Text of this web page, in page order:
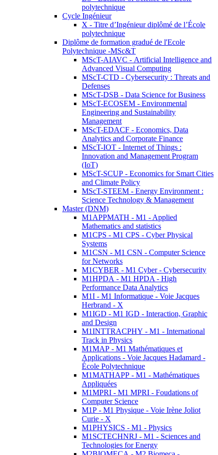
polytechnique
Cycle Ingénieur
X - Titre d’Ingénieur diplômé de l’École
polytechnique
Diplôme de formation gradué de l'Ecole
Polytechnique -MSc&T
MScT-AIAVC - Artificial Intelligence and
Advanced Visual Computing
MScT-CTD - Cybersecurity : Threats and
Defenses
MScT-DSB - Data Science for Business
MScT-ECOSEM - Environmental
Engineering and Sustainability
Management
MScT-EDACF - Economics, Data
Analytics and Corporate Finance
MScT-IOT - Internet of Things :
Innovation and Management Program
(IoT)
MScT-SCUP - Economics for Smart Cities
and Climate Policy
MScT-STEEM - Energy Environment :
Science Technology & Management
Master (DNM)
M1APPMATH - M1 - Applied
Mathematics and statistics
M1CPS - M1 CPS - Cyber Physical
Systems
M1CSN - M1 CSN - Computer Science
for Networks
M1CYBER - M1 Cyber - Cybersecurity
M1HPDA - M1 HPDA - High
Performance Data Analytics
M1I - M1 Informatique - Voie Jacques
Herbrand - X
M1IGD - M1 IGD - Interaction, Graphic
and Design
M1INTTRACPHY - M1 - International
Track in Physics
M1MAP - M1 Mathématiques et
Applications - Voie Jacques Hadamard -
École Polytechnique
M1MATHAPP - M1 - Mathématiques
Appliquées
M1MPRI - M1 MPRI - Foudations of
Computer Science
M1P - M1 Physique - Voie Irène Joliot
Curie - X
M1PHYSICS - M1 - Physics
M1SCTECHNRJ - M1 - Sciences and
Technologies for Energy